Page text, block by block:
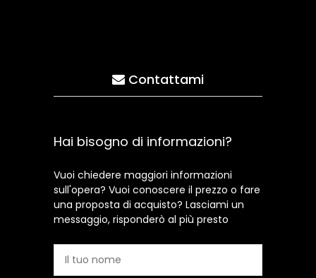
Contattami
Hai bisogno di informazioni?
Vuoi chiedere maggiori informazioni
sull'opera? Vuoi conoscere il prezzo o fare
una proposta di acquisto? Lasciami un
messaggio, risponderò al più presto